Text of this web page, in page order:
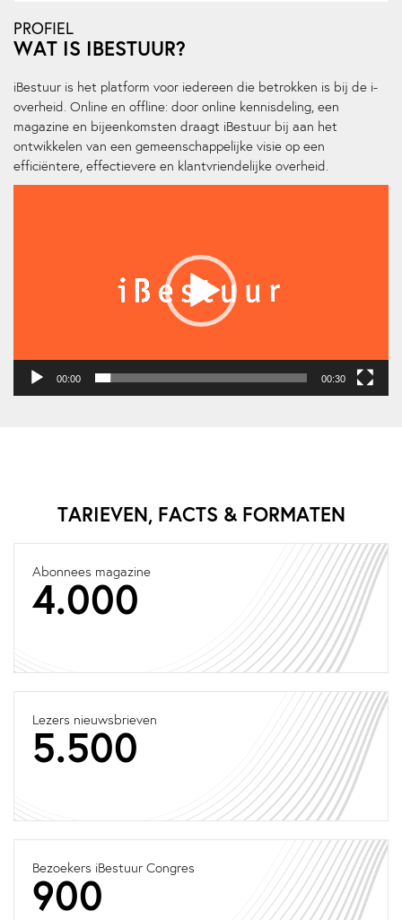
PROFIEL
WAT IS IBESTUUR?
iBestuur is het platform voor iedereen die betrokken is bij de i-
overheid. Online en offline: door online kennisdeling, een
magazine en bijeenkomsten draagt iBestuur bij aan het
ontwikkelen van een gemeenschappelijke visie op een
efficiëntere, effectievere en klantvriendelijke overheid.
00:00 00:30
TARIEVEN, FACTS & FORMATEN
Abonnees magazine
4.000
Lezers nieuwsbrieven
5.500
Bezoekers iBestuur Congres
900